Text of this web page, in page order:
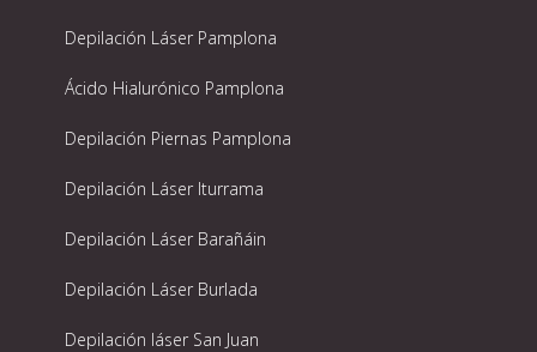
Depilación Láser Pamplona
Ácido Hialurónico Pamplona
Depilación Piernas Pamplona
Depilación Láser Iturrama
Depilación Láser Barañáin
Depilación Láser Burlada
Depilación láser San Juan